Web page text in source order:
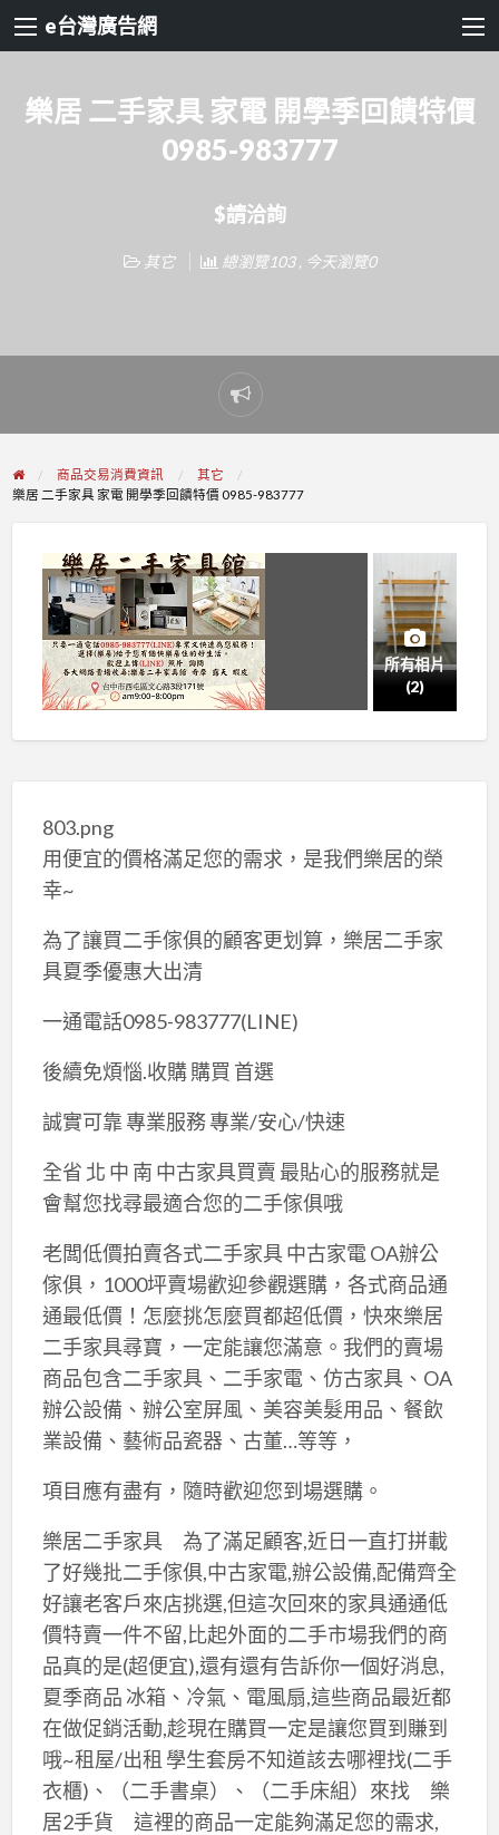
e台灣廣告網
樂居 二手家具 家電 開學季回饋特價
0985-983777
$請洽詢
其它 總瀏覽103 , 今天瀏覽0
Report
problem
商品交易消費資訊
其它
樂居 二手家具 家電 開學季回饋特價 0985-983777
所有相片
(2)
803.png
用便宜的價格滿足您的需求，是我們樂居的榮
幸~
為了讓買二手傢俱的顧客更划算，樂居二手家
具夏季優惠大出清
一通電話0985-983777(LINE)
後續免煩惱.收購 購買 首選
誠實可靠 專業服務 專業/安心/快速
全省 北 中 南 中古家具買賣 最貼心的服務就是
會幫您找尋最適合您的二手傢俱哦
老闆低價拍賣各式二手家具 中古家電 OA辦公
傢俱，1000坪賣場歡迎參觀選購，各式商品通
通最低價！怎麼挑怎麼買都超低價，快來樂居
二手家具尋寶，一定能讓您滿意。我們的賣場
商品包含二手家具、二手家電、仿古家具、OA
辦公設備、辦公室屏風、美容美髮用品、餐飲
業設備、藝術品瓷器、古董…等等，
項目應有盡有，隨時歡迎您到場選購。
樂居二手家具 為了滿足顧客,近日一直打拼載
了好幾批二手傢俱,中古家電,辦公設備,配備齊全
好讓老客戶來店挑選,但這次回來的家具通通低
價特賣一件不留,比起外面的二手市場我們的商
品真的是(超便宜),還有還有告訴你一個好消息,
夏季商品 冰箱、冷氣、電風扇,這些商品最近都
在做促銷活動,趁現在購買一定是讓您買到賺到
哦~租屋/出租 學生套房不知道該去哪裡找(二手
衣櫃)、（二手書桌）、（二手床組）來找 樂
居2手貨 這裡的商品一定能夠滿足您的需求,